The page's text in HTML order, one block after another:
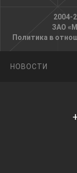
2004-
ЗАО
Политика в
НОВОСТИ